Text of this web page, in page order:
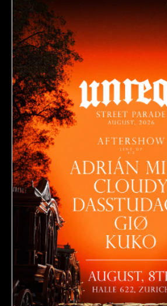
PARTIES
SHOWS
ALLE EVENTS